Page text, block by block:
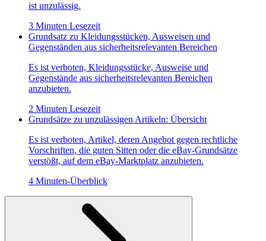
ist unzulässig.
3 Minuten Lesezeit
Grundsatz zu Kleidungsstücken, Ausweisen und
Gegenständen aus sicherheitsrelevanten Bereichen
Es ist verboten, Kleidungsstücke, Ausweise und
Gegenstände aus sicherheitsrelevanten Bereichen
anzubieten.
2 Minuten Lesezeit
Grundsätze zu unzulässigen Artikeln: Übersicht
Es ist verboten, Artikel, deren Angebot gegen rechtliche
Vorschriften, die guten Sitten oder die eBay-Grundsätze
verstößt, auf dem eBay-Marktplatz anzubieten.
4 Minuten-Überblick